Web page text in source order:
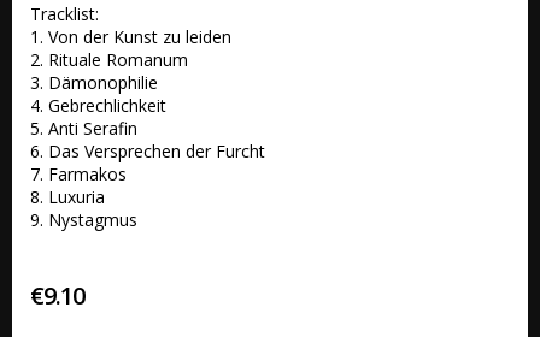
Tracklist:
1. Von der Kunst zu leiden
2. Rituale Romanum
3. Dämonophilie
4. Gebrechlichkeit
5. Anti Serafin
6. Das Versprechen der Furcht
7. Farmakos
8. Luxuria
9. Nystagmus
€9.10